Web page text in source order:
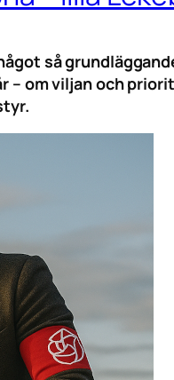
så
– om viljan och